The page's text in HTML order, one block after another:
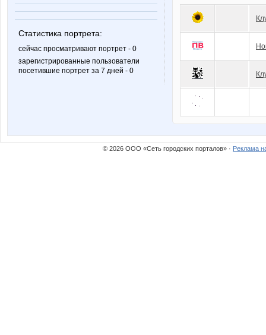
Статистика портрета:
сейчас просматривают портрет - 0
зарегистрированные пользователи
посетившие портрет за 7 дней - 0
© 2026 ООО «Сеть городских порталов» · Реклама